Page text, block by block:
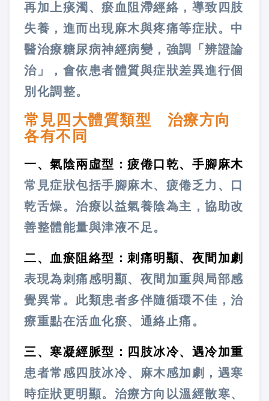
再加上痰濁、瘀血阻滯經絡，導致四肢
失養，進而出現麻木與疼痛等症狀。中
醫治療糖尿病神經病變，強調「辨證論
治」，會依患者體質與症狀差異進行個
別化調整。
常見四大體質類型 治療方向
各有不同
一、氣陰兩虛型：疲倦口乾、手腳麻木
常見症狀包括手腳麻木、疲倦乏力、口
乾舌燥。治療以益氣養陰為主，協助改
善整體能量與津液不足。
二、血瘀阻絡型：刺痛明顯、夜間加劇
表現為刺痛感明顯、夜間加重與局部感
覺異常。此類患者多伴隨循環不佳，治
療重點在活血化瘀、通絡止痛。
三、寒凝經脈型：四肢冰冷、遇冷加重
患者常感四肢冰冷、麻木感加劇，遇寒
時症狀更明顯。治療方向以溫經散寒、